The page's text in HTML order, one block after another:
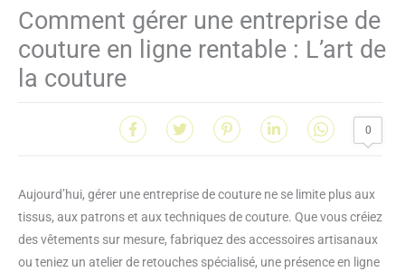
Comment gérer une entreprise de
couture en ligne rentable : L’art de
la couture
0
Aujourd’hui, gérer une entreprise de couture ne se limite plus aux
tissus, aux patrons et aux techniques de couture. Que vous créiez
des vêtements sur mesure, fabriquez des accessoires artisanaux
ou teniez un atelier de retouches spécialisé, une présence en ligne